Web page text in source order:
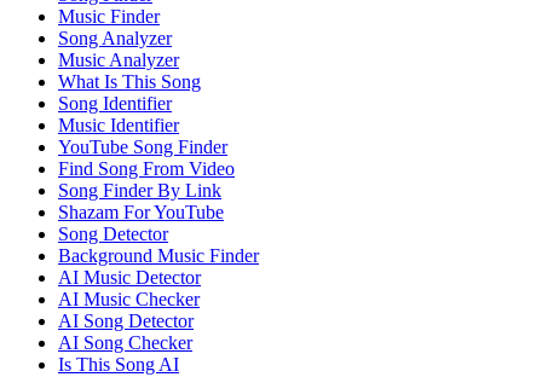
Music Finder
Song Analyzer
Music Analyzer
What Is This Song
Song Identifier
Music Identifier
YouTube Song Finder
Find Song From Video
Song Finder By Link
Shazam For YouTube
Song Detector
Background Music Finder
AI Music Detector
AI Music Checker
AI Song Detector
AI Song Checker
Is This Song AI